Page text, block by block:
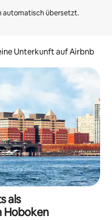
Unterkunft auf Airbnb
als
Hoboken